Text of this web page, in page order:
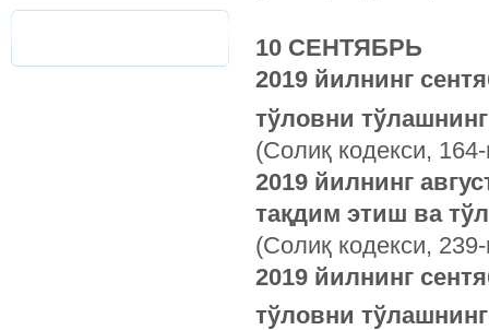
10 СЕНТЯБРЬ
2019 йилнинг
тўловни тўлашнинг
(Солиқ кодекси,
2019 йилнинг
тақдим этиш ва
(Солиқ кодекси,
2019 йилнинг
тўловни тўлашнинг